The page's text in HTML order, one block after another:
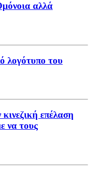
αλλά
λογότυπο του
επέλαση
να τους